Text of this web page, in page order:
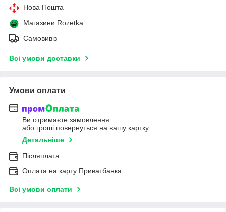
Нова Пошта
Магазини Rozetka
Самовивіз
Всі умови доставки
Умови оплати
Ви отримаєте замовлення
або гроші повернуться на вашу картку
Детальніше
Післяплата
Оплата на карту Приватбанка
Всі умови оплати